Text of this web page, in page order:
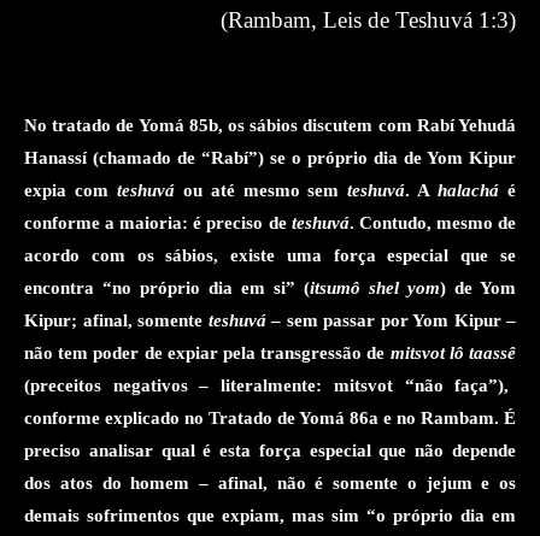
(
Rambam, Leis de Teshuvá 1:3
)
No tratado de Yomá 85b, os sábios discutem com Rabí Yehudá
Hanassí (chamado de “Rabí”) se o próprio dia de Yom Kipur
expia com teshuváou até mesmo semteshuvá. Ahalachá é
conforme a maioria: é preciso de teshuvá. Contudo, mesmo de
acordo com os sábios, existe uma força especial que se
encontra “no próprio dia em si” (itsumô shel yom) de Yom
Kipur; afinal, somente teshuvá– sem passar por Yom Kipur –
não tem poder de expiar pela transgressão de mitsvot lô taassê
(preceitos negativos – literalmente:
mitsvot “não faça”),
conforme explicado no Tratado deYomá 86a e no Rambam. É
preciso analisar qual é esta força especial que não depende
dos atos do homem – afinal, não é somente o jejum e os
demais sofrimentos que expiam, mas sim “o próprio dia em